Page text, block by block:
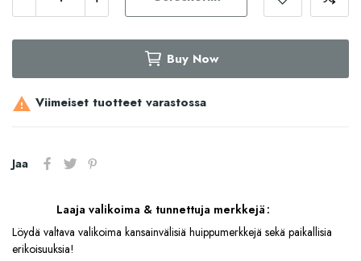
Buy Now
 Viimeiset tuotteet varastossa
Jaa
Laaja valikoima & tunnettuja merkkejä
Löydä valtava valikoima kansainvälisiä huippumerkkejä sekä paikallisia
erikoisuuksia!